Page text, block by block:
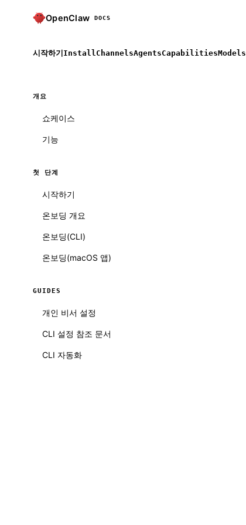
OpenClaw DOCS
시작하기Install ChannelsAgentsCapabilitiesModels
개요
쇼케이스
기능
첫 단계
시작하기
온보딩 개요
온보딩(CLI)
온보딩(macOS 앱)
GUIDES
개인 비서 설정
CLI 설정 참조 문서
CLI 자동화